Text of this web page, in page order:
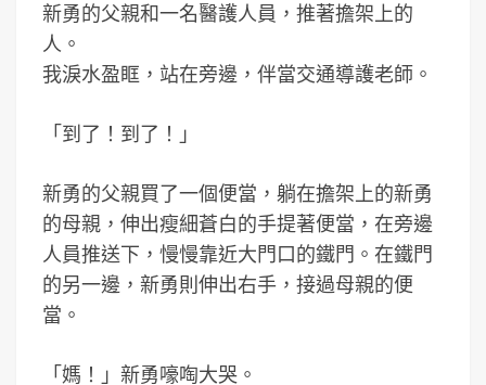
新勇的父親和一名醫護人員，推著擔架上的
人。
我淚水盈眶，站在旁邊，伴當交通導護老師。
「到了！到了！」
新勇的父親買了一個便當，躺在擔架上的新勇
的母親，伸出瘦細蒼白的手提著便當，在旁邊
人員推送下，慢慢靠近大門口的鐵門。在鐵門
的另一邊，新勇則伸出右手，接過母親的便
當。
「媽！」新勇嚎啕大哭。